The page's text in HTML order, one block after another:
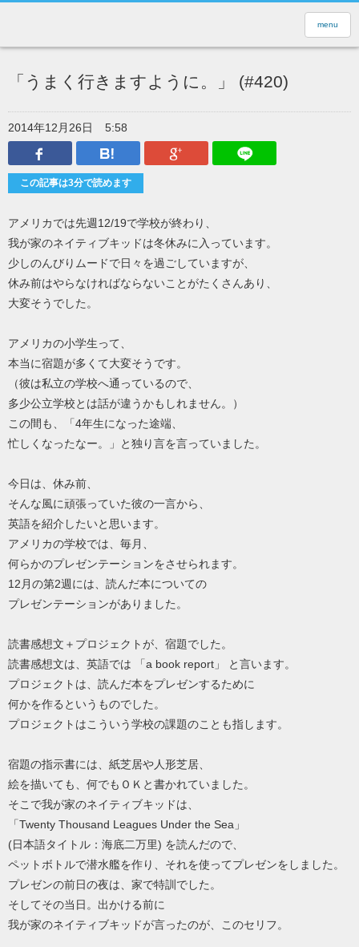
menu
「うまく行きますように。」 (#420)
2014年12月26日
5:58
Facebook
はてなブックマークGoogle Plus
この記事は3分で読めます
アメリカでは先週12/19で学校が終わり、
我が家のネイティブキッドは冬休みに入っています。
少しのんびりムードで日々を過ごしていますが、
休み前はやらなければならないことがたくさんあり、
大変そうでした。
アメリカの小学生って、
本当に宿題が多くて大変そうです。
（彼は私立の学校へ通っているので、
多少公立学校とは話が違うかもしれません。）
この間も、「4年生になった途端、
忙しくなったなー。」と独り言を言っていました。
今日は、休み前、
そんな風に頑張っていた彼の一言から、
英語を紹介したいと思います。
アメリカの学校では、毎月、
何らかのプレゼンテーションをさせられます。
12月の第2週には、読んだ本についての
プレゼンテーションがありました。
読書感想文＋プロジェクトが、宿題でした。
読書感想文は、英語では 「a book report」 と言います。
プロジェクトは、読んだ本をプレゼンするために
何かを作るというものでした。
プロジェクトはこういう学校の課題のことも指します。
宿題の指示書には、紙芝居や人形芝居、
絵を描いても、何でもＯＫと書かれていました。
そこで我が家のネイティブキッドは、
「Twenty Thousand Leagues Under the Sea」
(日本語タイトル：海底二万里) を読んだので、
ペットボトルで潜水艦を作り、それを使ってプレゼンをしました。
プレゼンの前日の夜は、家で特訓でした。
そしてその当日。出かける前に
我が家のネイティブキッドが言ったのが、このセリフ。